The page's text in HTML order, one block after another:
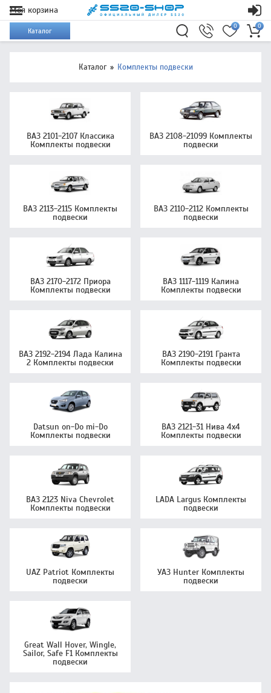
Моя корзина
Каталог
0
0
Каталог Комплекты подвески
ВАЗ 2101-2107 Классика
Комплекты подвески
ВАЗ 2108-21099 Комплекты
подвески
ВАЗ 2113-2115 Комплекты
подвески
ВАЗ 2110-2112 Комплекты
подвески
ВАЗ 2170-2172 Приора
Комплекты подвески
ВАЗ 1117-1119 Калина
Комплекты подвески
ВАЗ 2192-2194 Лада Калина
2 Комплекты подвески
ВАЗ 2190-2191 Гранта
Комплекты подвески
Datsun on-Do mi-Do
Комплекты подвески
ВАЗ 2121-31 Нива 4х4
Комплекты подвески
ВАЗ 2123 Niva Chevrolet
Комплекты подвески
LADA Largus Комплекты
подвески
UAZ Patriot Комплекты
подвески
УАЗ Hunter Комплекты
подвески
Great Wall Hover, Wingle,
Sailor, Safe F1 Комплекты
подвески